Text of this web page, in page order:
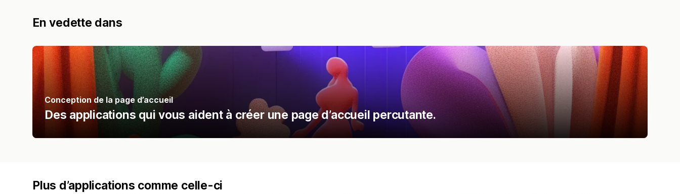
En vedette dans
Conception de la page d’accueil
Des applications qui vous aident à créer une page d’accueil percutante.
Plus d’applications comme celle-ci